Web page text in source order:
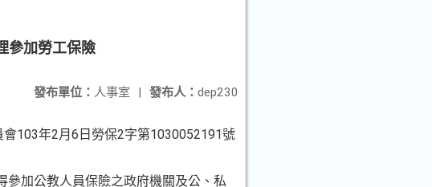
參加勞工保險
發布人： dep230
發布單位： 人事室 |
103年2月6日勞保2字第1030052191號
參加公教人員保險之政府機關及公、 私